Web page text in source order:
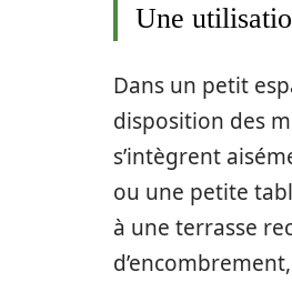
Une
Dans un petit
disposition des
s’intègrent
ou une petite
à une terrasse